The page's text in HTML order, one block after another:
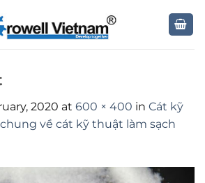
2020 at 600 × 400 in Cát kỹ
về cát kỹ thuật làm sạch